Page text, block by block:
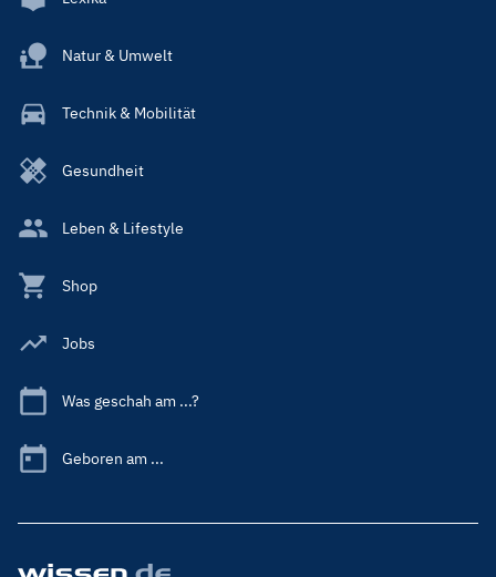
Natur & Umwelt
Technik & Mobilität
Gesundheit
Leben & Lifestyle
Shop
Jobs
Was geschah am ...?
Geboren am ...